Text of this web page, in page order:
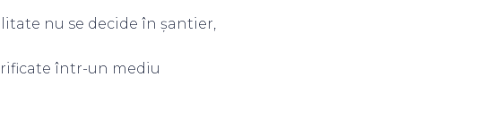
nu se decide în șantier,
într-un mediu